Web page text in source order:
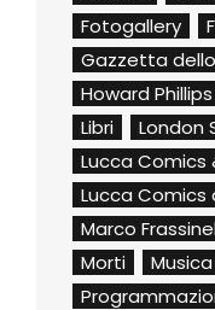
Fotogallery
Gazzetta
Howard
Libri
London
Lucca Comics
Lucca Comics
Marco
Morti
Musica